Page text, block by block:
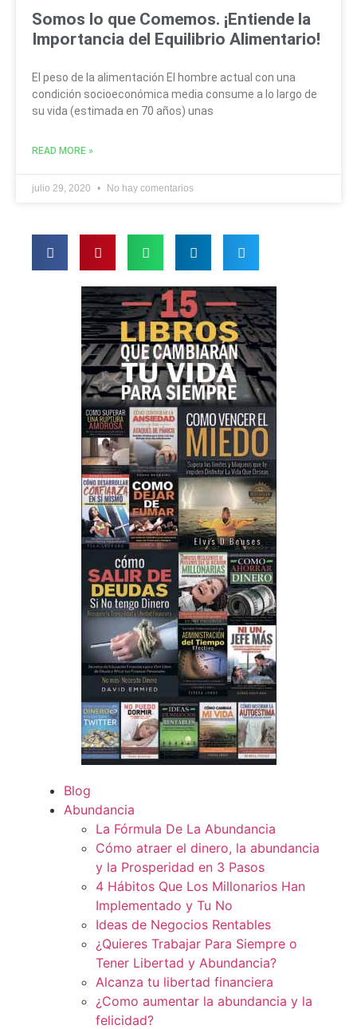
Somos lo que Comemos. ¡Entiende la
Importancia del Equilibrio Alimentario!
El peso de la alimentación El hombre actual con una
condición socioeconómica media consume a lo largo de
su vida (estimada en 70 años) unas
READ MORE »
julio 29, 2020 No hay comentarios
Blog
Abundancia
La Fórmula De La Abundancia
Cómo atraer el dinero, la abundancia
y la Prosperidad en 3 Pasos
4 Hábitos Que Los Millonarios Han
Implementado y Tu No
Ideas de Negocios Rentables
¿Quieres Trabajar Para Siempre o
Tener Libertad y Abundancia?
Alcanza tu libertad financiera
¿Como aumentar la abundancia y la
felicidad?